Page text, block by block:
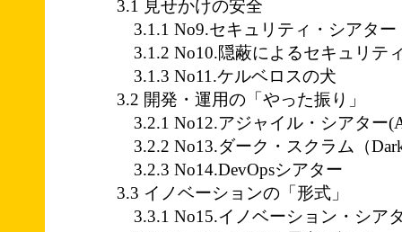
3.1 見せかけの安全
3.1.1 No9.セキュリティ・シアター
3.1.2 No10.隠蔽によるセキュリテ
3.1.3 No11.ケルベロスの犬
3.2 開発・運用の「やった振り」
3.2.1 No12.アジャイル・シアター
3.2.2 No13.ダーク・スクラム（
3.2.3 No14.DevOpsシアター
3.3 イノベーションの「形式」
3.3.1 No15.イノベーション・シア